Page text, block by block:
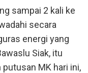
sampai 2 kali ke
secara
energi yang
Siak, itu
MK hari ini,